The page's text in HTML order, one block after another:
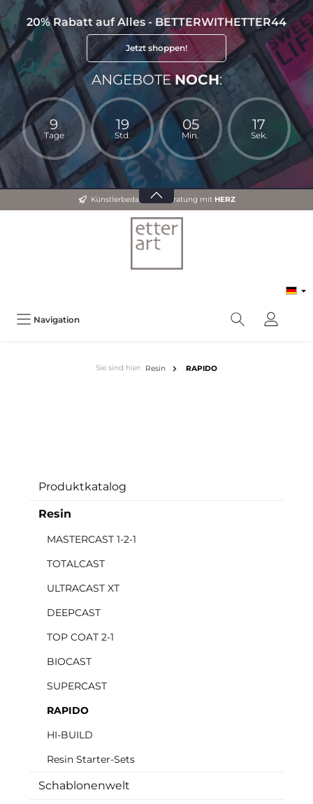
20% Rabatt auf Alles - BETTERWITHETTER44
Jetzt shoppen!
ANGEBOTENOCH:
9
Tage
19
Std.
05
Min.
16
Sek.
Künstlerbedarf und Beratung mitHERZ
Navigation
Sie sind hier: Resin RAPIDO
Produktkatalog
Resin
MASTERCAST 1-2-1
TOTALCAST
ULTRACAST XT
DEEPCAST
TOP COAT 2-1
BIOCAST
SUPERCAST
RAPIDO
HI-BUILD
Resin Starter-Sets
Schablonenwelt